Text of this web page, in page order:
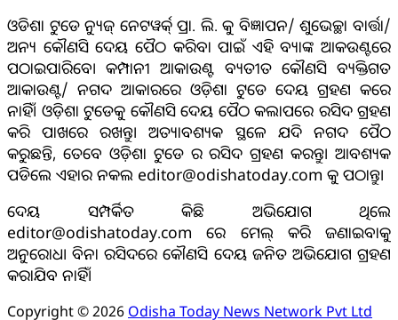
ଓଡିଶା ଟୁଡେ ନ୍ୟୁଜ୍ ନେଟୱର୍କ୍ ପ୍ରା. ଲି. କୁ ବିଜ୍ଞାପନ/ ଶୁଭେଚ୍ଛା ବାର୍ତ୍ତା/
ଅନ୍ୟ କୌଣସି ଦେୟ ପୈଠ କରିବା ପାଇଁ ଏହି ବ୍ୟାଙ୍କ ଆକଉଣ୍ଟରେ
ପଠାଇପାରିବେ। କମ୍ପାନୀ ଆକାଉଣ୍ଟ ବ୍ୟତୀତ କୌଣସି ବ୍ୟକ୍ତିଗତ
ଆକାଉଣ୍ଟ/ ନଗଦ ଆକାରରେ ଓଡ଼ିଶା ଟୁଡେ ଦେୟ ଗ୍ରହଣ କରେ
ନାହିଁ। ଓଡ଼ିଶା ଟୁଡେକୁ କୌଣସି ଦେୟ ପୈଠ କଲାପରେ ରସିଦ ଗ୍ରହଣ
କରି ପାଖରେ ରଖନ୍ତୁ। ଅତ୍ୟାବଶ୍ୟକ ସ୍ଥଳେ ଯଦି ନଗଦ ପୈଠ
କରୁଛନ୍ତି, ତେବେ ଓଡ଼ିଶା ଟୁଡେ ର ରସିଦ ଗ୍ରହଣ କରନ୍ତୁ। ଆବଶ୍ୟକ
ପଡିଲେ ଏହାର ନକଲ editor@odishatoday.com କୁ ପଠାନ୍ତୁ।
ଦେୟ ସମ୍ପର୍କିତ କିଛି ଅଭିଯୋଗ ଥିଲେ
editor@odishatoday.com ରେ ମେଲ୍ କରି ଜଣାଇବାକୁ
ଅନୁରୋଧ। ବିନା ରସିଦରେ କୌଣସି ଦେୟ ଜନିତ ଅଭିଯୋଗ ଗ୍ରହଣ
କରାଯିବ ନାହିଁ।
Copyright © 2026 Odisha Today News Network Pvt Ltd